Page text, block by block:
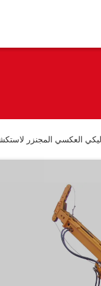
العكسي المجنزر لاستكشاف